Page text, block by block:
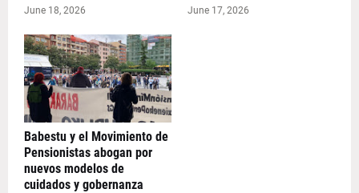
June 18, 2026 June 17, 2026
Babestu y el Movimiento de
Pensionistas abogan por
nuevos modelos de
cuidados y gobernanza